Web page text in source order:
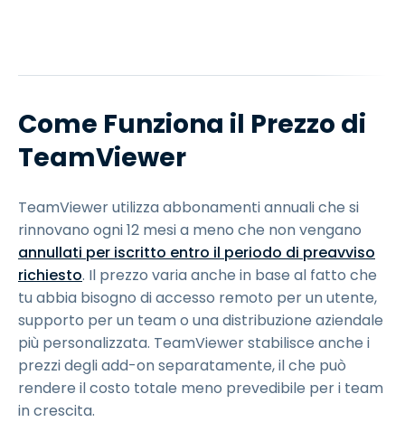
Come Funziona il Prezzo di
TeamViewer
TeamViewer utilizza abbonamenti annuali che si
rinnovano ogni 12 mesi a meno che non vengano
annullati per iscritto entro il periodo di preavviso
richiesto. Il prezzo varia anche in base al fatto che
tu abbia bisogno di accesso remoto per un utente,
supporto per un team o una distribuzione aziendale
più personalizzata. TeamViewer stabilisce anche i
prezzi degli add-on separatamente, il che può
rendere il costo totale meno prevedibile per i team
in crescita.